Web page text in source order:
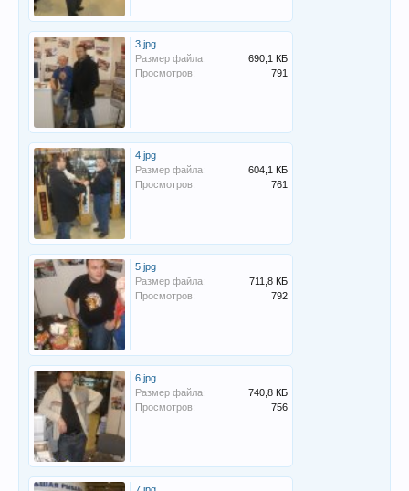
3.jpg
Размер файла:
690,1 КБ
Просмотров:
791
4.jpg
Размер файла:
604,1 КБ
Просмотров:
761
5.jpg
Размер файла:
711,8 КБ
Просмотров:
792
6.jpg
Размер файла:
740,8 КБ
Просмотров:
756